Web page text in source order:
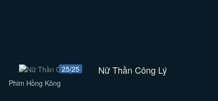
25/25 Nữ Thần Công Lý
Phim Hồng Kông